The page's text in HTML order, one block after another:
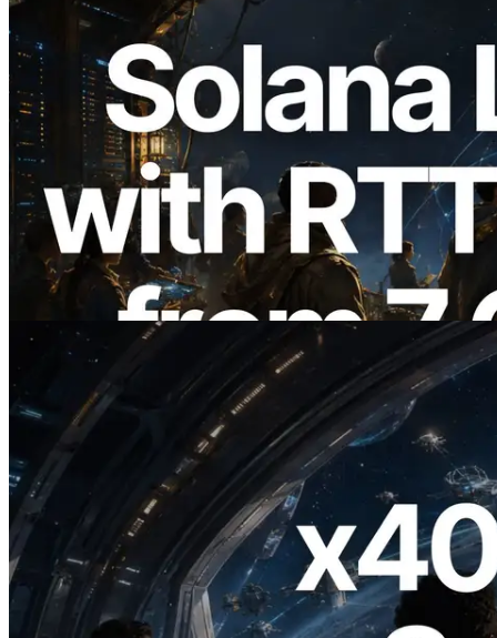
2026.08.05
ERPC Memperluas Solana Leader Slot
API dengan Pengukuran Ping dari 7
Region Global — Validators Information
API Juga Diluncurkan
2026.07.04
ERPC Meluncurkan Solana RPC